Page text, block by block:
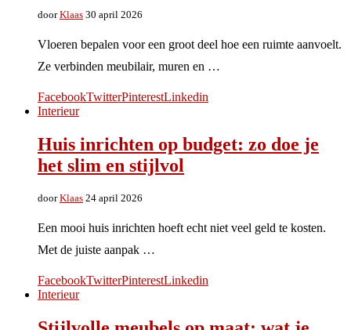
doorKlaas 30 april 2026
Vloeren bepalen voor een groot deel hoe een ruimte aanvoelt.
Ze verbinden meubilair, muren en …
FacebookTwitterPinterestLinkedin
Interieur
Huis inrichten op budget: zo doe je
het slim en stijlvol
doorKlaas 24 april 2026
Een mooi huis inrichten hoeft echt niet veel geld te kosten.
Met de juiste aanpak …
FacebookTwitterPinterestLinkedin
Interieur